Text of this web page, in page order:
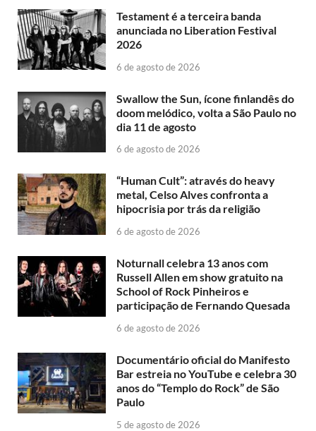
Testament é a terceira banda
anunciada no Liberation Festival
2026
6 de agosto de 2026
Swallow the Sun, ícone finlandês do
doom melódico, volta a São Paulo no
dia 11 de agosto
6 de agosto de 2026
“Human Cult”: através do heavy
metal, Celso Alves confronta a
hipocrisia por trás da religião
6 de agosto de 2026
Noturnall celebra 13 anos com
Russell Allen em show gratuito na
School of Rock Pinheiros e
participação de Fernando Quesada
6 de agosto de 2026
Documentário oficial do Manifesto
Bar estreia no YouTube e celebra 30
anos do “Templo do Rock” de São
Paulo
5 de agosto de 2026